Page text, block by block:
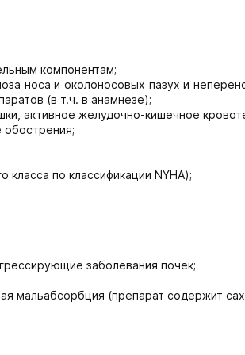
компонентам;
носа и околоносовых пазух и
(в т.ч. в анамнезе);
активное желудочно-кишечное
обострения;
по классификации NYHA);
заболевания почек;
мальабсорбция (препарат содержит